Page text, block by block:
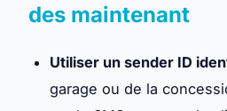
des maintenant
Utiliser un sender ID
garage ou de la